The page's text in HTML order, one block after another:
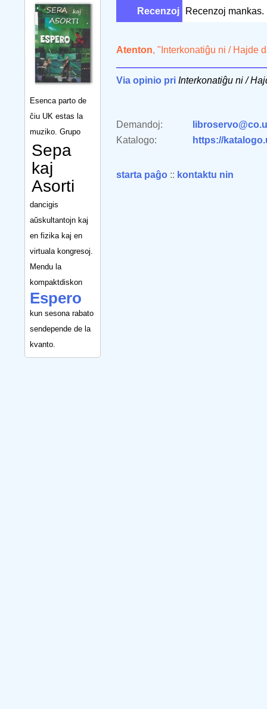
Esenca parto de
ĉiu UK estas la
muziko. Grupo
Sepa
kaj
Asorti
dancigis
aŭskultantojn kaj
en fizika kaj en
virtuala kongresoj.
Mendu la
kompaktdiskon
Espero
kun sesona rabato
sendepende de la
kvanto.
Recenzoj Recenzoj mankas.
Atenton, "Interkonatiĝu ni / Hajde
Via opinio pri Interkonatiĝu ni /
Demandoj:
Katalogo:
https://
starta paĝo :: kontaktu nin